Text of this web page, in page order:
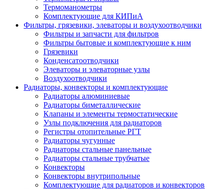
Термоманометры
Комплектующие для КИПиА
Фильтры, грязевики, элеваторы и воздухоотводчики
Фильтры и запчасти для фильтров
Фильтры бытовые и комплектующие к ним
Грязевики
Конденсатоотводчики
Элеваторы и элеваторные узлы
Воздухоотводчики
Радиаторы, конвекторы и комплектующие
Радиаторы алюминиевые
Радиаторы биметаллические
Клапаны и элементы термостатические
Узлы подключения для радиаторов
Регистры отопительные РГТ
Радиаторы чугунные
Радиаторы стальные панельные
Радиаторы стальные трубчатые
Конвекторы
Конвекторы внутрипольные
Комплектующие для радиаторов и конвекторов